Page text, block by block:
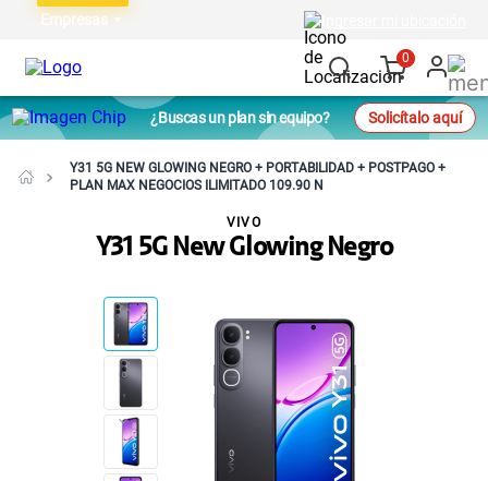
Empresas
0
¿Buscas un plan sin equipo? Solicítalo aquí
Y31 5G NEW GLOWING NEGRO + PORTABILIDAD + POSTPAGO +
PLAN MAX NEGOCIOS ILIMITADO 109.90 N
Y31 5G New Glowing Negro
VIVO